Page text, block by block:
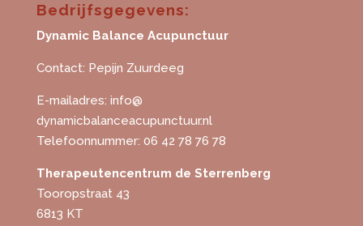
Bedrijfsgegevens:
Dynamic Balance Acupunctuur
Contact: Pepijn Zuurdeeg
E-mailadres: info@
dynamicbalanceacupunctuur.nl
Telefoonnummer: 06 42 78 76 78
Therapeutencentrum de Sterrenberg
Tooropstraat 43
6813 KT